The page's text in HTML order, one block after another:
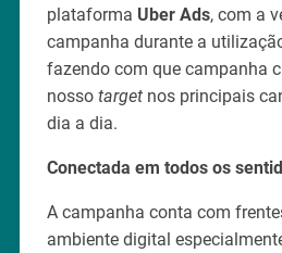
plataforma Uber Ads, com a
campanha durante a
fazendo com que campanha
nosso targetnos principais
dia a dia.
Conectada em todos os
A campanha conta com
ambiente digital